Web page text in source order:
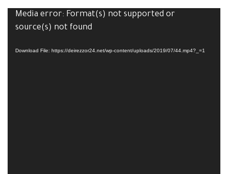
Media error: Format(s) not supported or
source(s) not found
Download File: https://deirezzor24.net/wp-content/uploads/2019/07/44.mp4?_=1